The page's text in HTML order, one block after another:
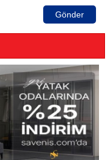
Gönder